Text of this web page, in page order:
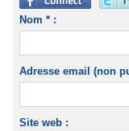
Nom * :
Adresse email (non
Site web :